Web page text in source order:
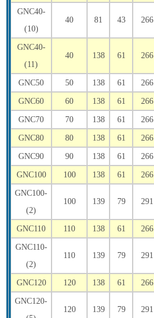
GNC40-
(10)
40 81 43 266
GNC40-
(11)
40 138 61 266
GNC50 50 138 61 266
GNC60 60 138 61 266
GNC70 70 138 61 266
GNC80 80 138 61 266
GNC90 90 138 61 266
GNC100 100 138 61 266
GNC100-
(2)
100 139 79 291
GNC110 110 138 61 266
GNC110-
(2)
110 139 79 291
GNC120 120 138 61 266
GNC120-
120 139 79 291